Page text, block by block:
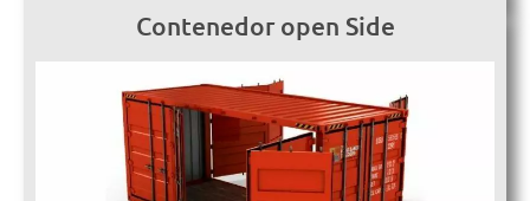
Contenedor open Side